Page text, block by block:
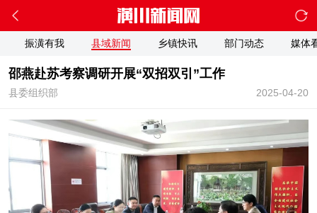
振潢有我 县域新闻 乡镇快讯 部门动态 媒体
邵燕赴苏考察调研开展“双招双引”工作
2025-04-20
县委组织部